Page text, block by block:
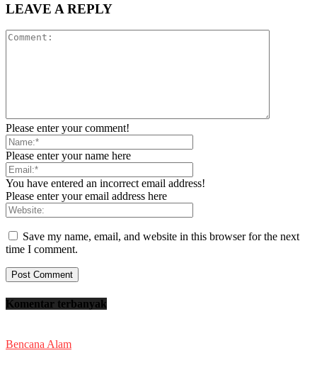
LEAVE A REPLY
Please enter your comment!
Please enter your name here
You have entered an incorrect email address!
Please enter your email address here
Save my name, email, and website in this browser for the next
time I comment.
Komentar terbanyak
Bencana Alam